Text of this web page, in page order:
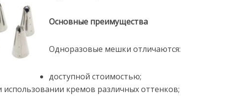
Основные преимущества
Одноразовые мешки отличаются:
доступной стоимостью;
кремов различных оттенков;